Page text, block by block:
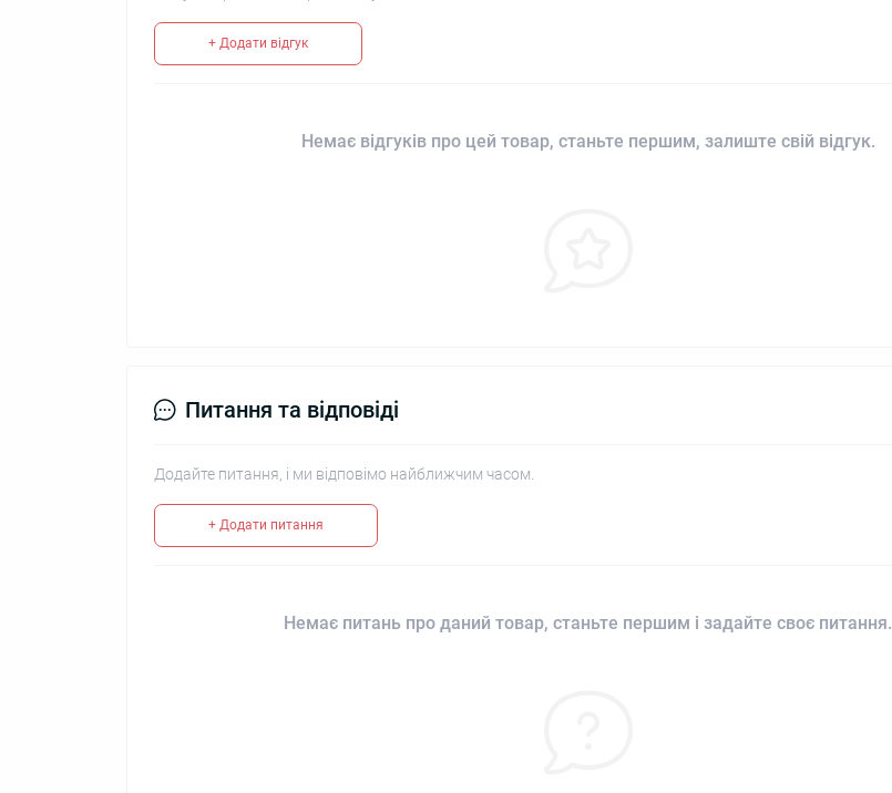
+ Додати відгук
Немає відгуків про цей товар, станьте першим, залиште свій відгук.
Питання та відповіді
Додайте питання, і ми відповімо найближчим часом.
+ Додати питання
Немає питань про даний товар, станьте першим і задайте своє питання.